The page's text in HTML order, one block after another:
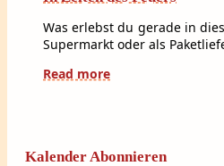
Was erlebst du gerade in
Supermarkt oder als
Read more
Kalender Abonnieren